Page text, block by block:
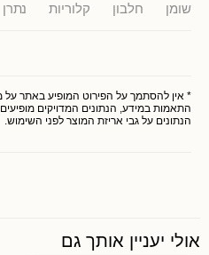
שומן
חלבון
קלוריות
נתרן
* אין להסתמך על הפירוט המופיע באתר על
התאמות במידע, הנתונים המדויקים
הנתונים על גבי אריזת המוצר לפני השימוש.
אולי יעניין אותך גם